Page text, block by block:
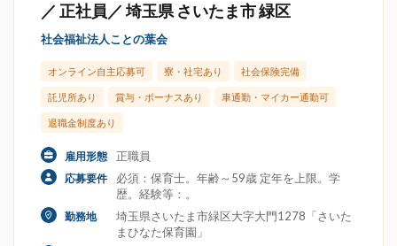
／ 正社員／ 埼玉県 さいたま市 緑区
社会福祉法人ことの葉会
オンライン自主応募可 寮・社宅あり 社会保険完備
託児所あり 賞与・ボーナスあり 車通勤・マイカー通勤可
退職金制度あり
雇用形態 正職員
応募要件
必須：保育士。年齢～59歳 定年を上限。学
歴。経験等：。
勤務地
埼玉県さいたま市緑区大字大門1278「さいた
まひなた保育園」